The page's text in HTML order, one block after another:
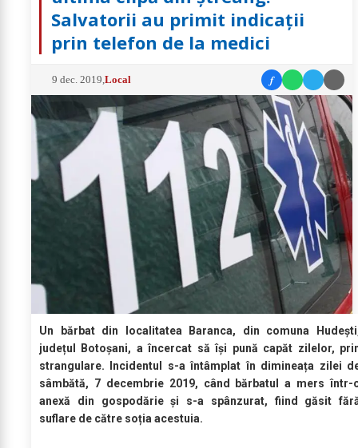
Salvatorii au primit indicații
prin telefon de la medici
9 dec. 2019 ,Local f
Un bărbat din localitatea Baranca, din comuna
județul Botoșani, a încercat să își pună capăt zilelor,
strangulare. Incidentul s-a întâmplat în dimineața zilei
sâmbătă, 7 decembrie 2019, când bărbatul a mers într-
anexă din gospodărie și s-a spânzurat, fiind găsit
suflare de către soția acestuia.